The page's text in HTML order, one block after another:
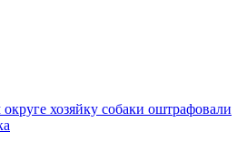
хозяйку собаки оштрафовали